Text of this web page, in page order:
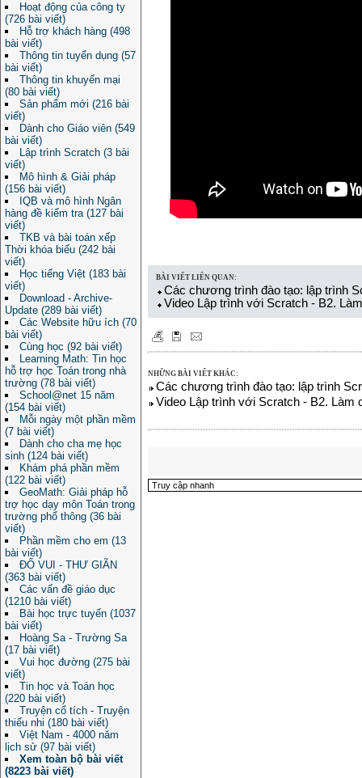
Hoạt động của công ty
(726 bài viết)
Hỗ trợ khách hàng (498
bài viết)
Thông tin tuyển dụng (57
bài viết)
Thông tin khuyến mại
(80 bài viết)
Sản phẩm mới (216 bài
viết)
Dành cho Giáo viên (549
bài viết)
Lập trình Scratch (3 bài
viết)
Mô hình & Giải pháp
(156 bài viết)
IQB và mô hình Ngân
hàng đề kiểm tra (127 bài
viết)
TKB và bài toán xếp
Thời khóa biểu (242 bài
viết)
Học tiếng Việt (183 bài
viết)
Download - Archive-
Update (289 bài viết)
Các Website hữu ích (70
bài viết)
Cùng học (92 bài viết)
Learning Math: Tin học
hỗ trợ học Toán trong nhà
trường (78 bài viết)
School@net 15 năm
(154 bài viết)
Mỗi ngày một phần mềm
(7 bài viết)
Dành cho cha mẹ học
sinh (124 bài viết)
Khám phá phần mềm
(122 bài viết)
GeoMath: Giải pháp hỗ
trợ học dạy môn Toán trong
trường phổ thông (36 bài
viết)
Phần mềm cho em (13
bài viết)
ĐỐ VUI - THƯ GIÃN
(363 bài viết)
Các vấn đề giáo dục
(1210 bài viết)
Bài học trực tuyến (1037
bài viết)
Hoàng Sa - Trường Sa
(17 bài viết)
Vui học đường (275 bài
viết)
Tin học và Toán học
(220 bài viết)
Truyện cổ tích - Truyện
thiếu nhi (180 bài viết)
Việt Nam - 4000 năm
lịch sử (97 bài viết)
Xem toàn bộ bài viết
(8223 bài viết)
BÀI VIẾT LIÊN QUAN:
Các chương trình đào tạo: lập trình
Video Lập trình với Scratch - B2.
NHỮNG BÀI VIẾT KHÁC:
Các chương trình đào tạo: lập trình
Video Lập trình với Scratch - B2.